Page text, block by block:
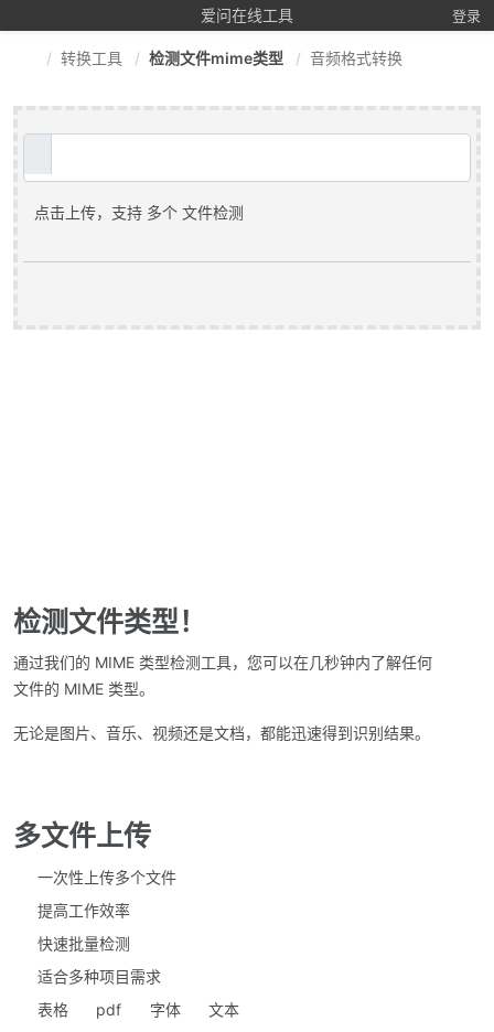
爱问在线工具 登录
转换工具 检测文件mime类型 音频格式转换
点击上传，支持 多个 文件检测
检测文件类型！
通过我们的 MIME 类型检测工具，您可以在几秒钟内了解任何
文件的 MIME 类型。
无论是图片、音乐、视频还是文档，都能迅速得到识别结果。
多文件上传
一次性上传多个文件
提高工作效率
快速批量检测
适合多种项目需求
表格
pdf 字体
文本